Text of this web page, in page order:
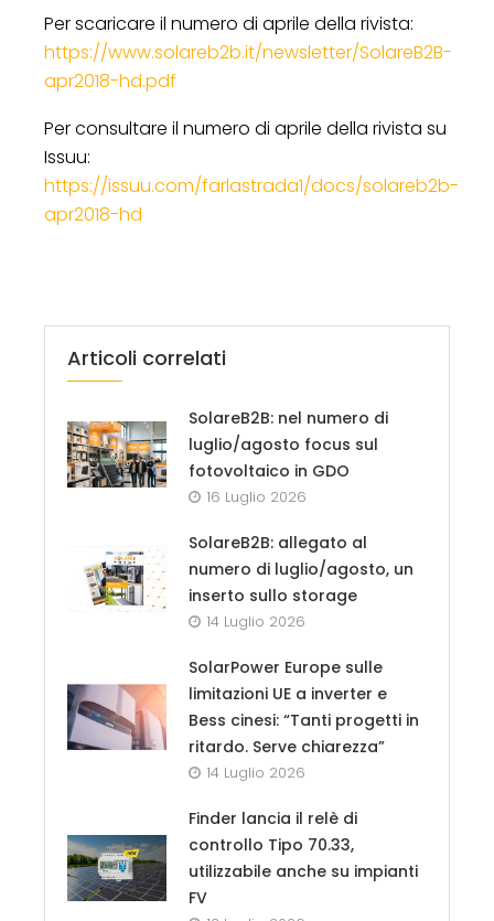
Per scaricare il numero di aprile della rivista:
https://www.solareb2b.it/newsletter/SolareB2B-
apr2018-hd.pdf
Per consultare il numero di aprile della rivista su
Issuu:
https://issuu.com/farlastrada1/docs/solareb2b-
apr2018-hd
Articoli correlati
SolareB2B: nel numero di
luglio/agosto focus sul
fotovoltaico in GDO
16 Luglio 2026
SolareB2B: allegato al
numero di luglio/agosto, un
inserto sullo storage
14 Luglio 2026
SolarPower Europe sulle
limitazioni UE a inverter e
Bess cinesi: “Tanti progetti in
ritardo. Serve chiarezza”
14 Luglio 2026
Finder lancia il relè di
controllo Tipo 70.33,
utilizzabile anche su impianti
FV